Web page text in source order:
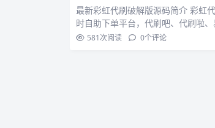
最新彩虹代刷破解版源码简介 彩虹
时自助下单平台，代刷吧、代刷啦
网、Q…
581次阅读 0个评论